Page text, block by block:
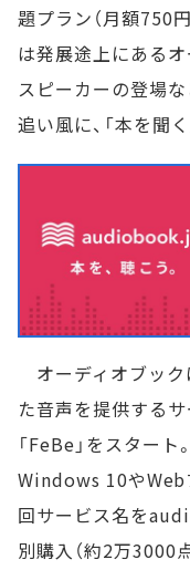
題プラン（月額750
は発展途上にある
スピーカーの登場
追い風に、「本を聞
オーディオブック
た音声を提供する
「FeBe」をスター
Windows 10やWeb
回サービス名を
別購入（約2万3000